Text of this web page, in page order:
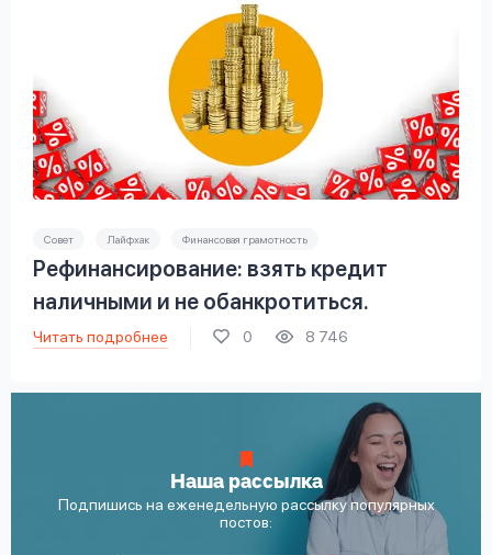
Совет Лайфхак Финансовая грамотность
Рефинансирование: взять кредит
наличными и не обанкротиться.
Читать подробнее 0 8 746
Наша рассылка
Подпишись на еженедельную рассылку популярных
постов: